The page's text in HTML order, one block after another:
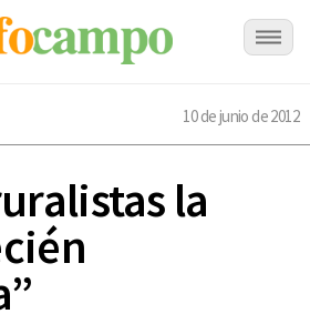
10 de junio de 2012
la